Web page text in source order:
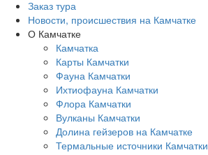
Заказ тура
Новости, происшествия на Камчатке
О Камчатке
Камчатка
Карты Камчатки
Фауна Камчатки
Ихтиофауна Камчатки
Флора Камчатки
Вулканы Камчатки
Долина гейзеров на Камчатке
Термальные источники Камчатки